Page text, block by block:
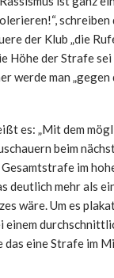
schreiben
der Klub „die
Höhe der Strafe sei
werde man
es: „Mit dem
beim
im
deutlich mehr als
wäre. Um es
einem
das eine Strafe im